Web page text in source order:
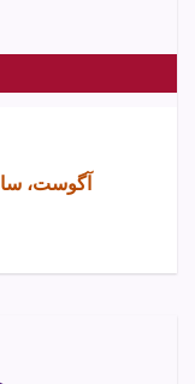
۱۲ آگوست، ساعت ۶